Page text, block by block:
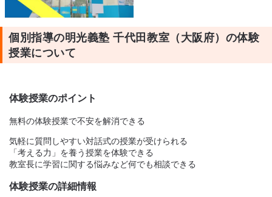
個別指導の明光義塾 千代田教室（大阪府）の体験
授業について
体験授業のポイント
無料の体験授業で不安を解消できる
気軽に質問しやすい対話式の授業が受けられる
「考える力」を養う授業を体験できる
教室長に学習に関する悩みなど何でも相談できる
体験授業の詳細情報